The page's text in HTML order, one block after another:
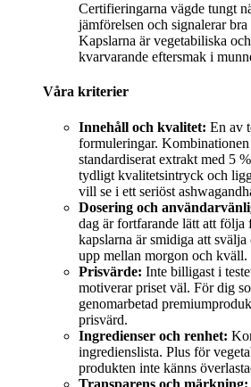
Certifieringarna vägde tungt
jämförelsen och signalerar
Kapslarna är vegetabiliska
kvarvarande eftersmak i
Våra kriterier
Innehåll och kvalitet: En av
formuleringar.
standardiserat extrakt med 5
tydligt kvalitetsintryck och
vill se i ett seriöst
Dosering och
dag är fortfarande lätt att följa
kapslarna är smidiga att
upp mellan morgon och kväll.
Prisvärde: Inte billigast i
motiverar priset väl. För dig
genomarbetad
prisvärd.
Ingredienser och renhet:
ingredienslista. Plus för
produkten inte känns
Transparens och märkning: